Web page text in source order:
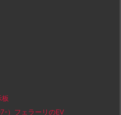
）フェラーリのEV